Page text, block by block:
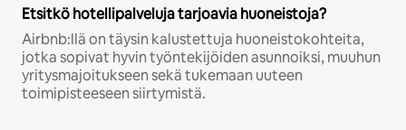
Etsitkö hotellipalveluja tarjoavia huoneistoja?
Airbnb:llä on täysin kalustettuja huoneistokohteita,
jotka sopivat hyvin työntekijöiden asunnoiksi, muuhun
yritysmajoitukseen sekä tukemaan uuteen
toimipisteeseen siirtymistä.